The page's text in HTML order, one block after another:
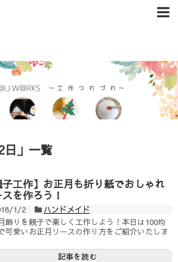
日 」 一覧
子工作】お正月も折り紙でおしゃれ
スを作ろう！
1/2
ハンドメイド
飾りを親子で楽しく工作しよう！本日は100均
可愛いお正月リースの作り方をご紹介いたしま
記事を読む